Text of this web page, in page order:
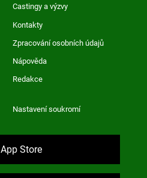
Castingy a výzvy
Kontakty
Zpracování osobních údajů
Nápověda
Redakce
Nastavení soukromí
App Store